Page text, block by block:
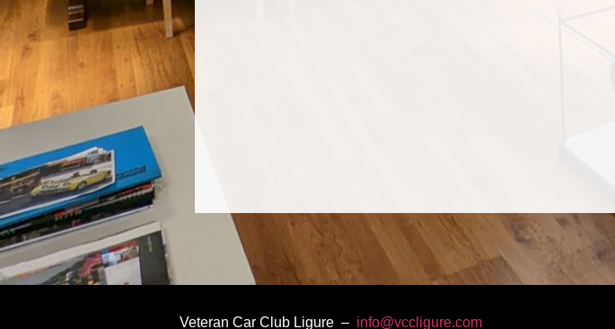
Veteran Car Club Ligure – info@vccligure.com